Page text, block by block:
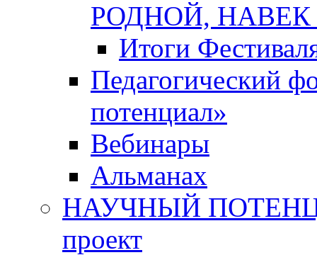
РОДНОЙ,
Итоги
Педагогический
потенциал»
Вебинары
Альманах
НАУЧНЫЙ
проект